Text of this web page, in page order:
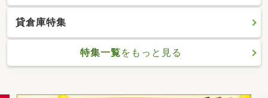
貸倉庫特集
特集一覧をもっと見る